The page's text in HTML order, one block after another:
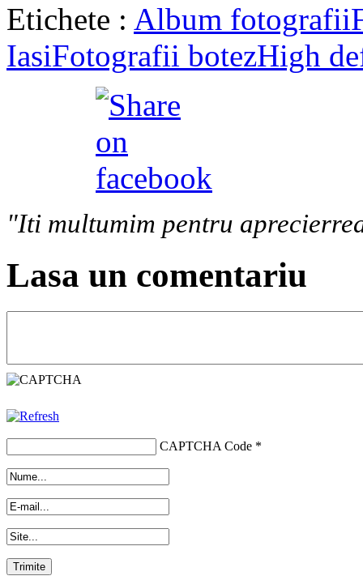
Etichete : Album fotografii
IasiFotografii botezHigh
"Iti multumim pentru
Lasa un comentariu
CAPTCHA Code *